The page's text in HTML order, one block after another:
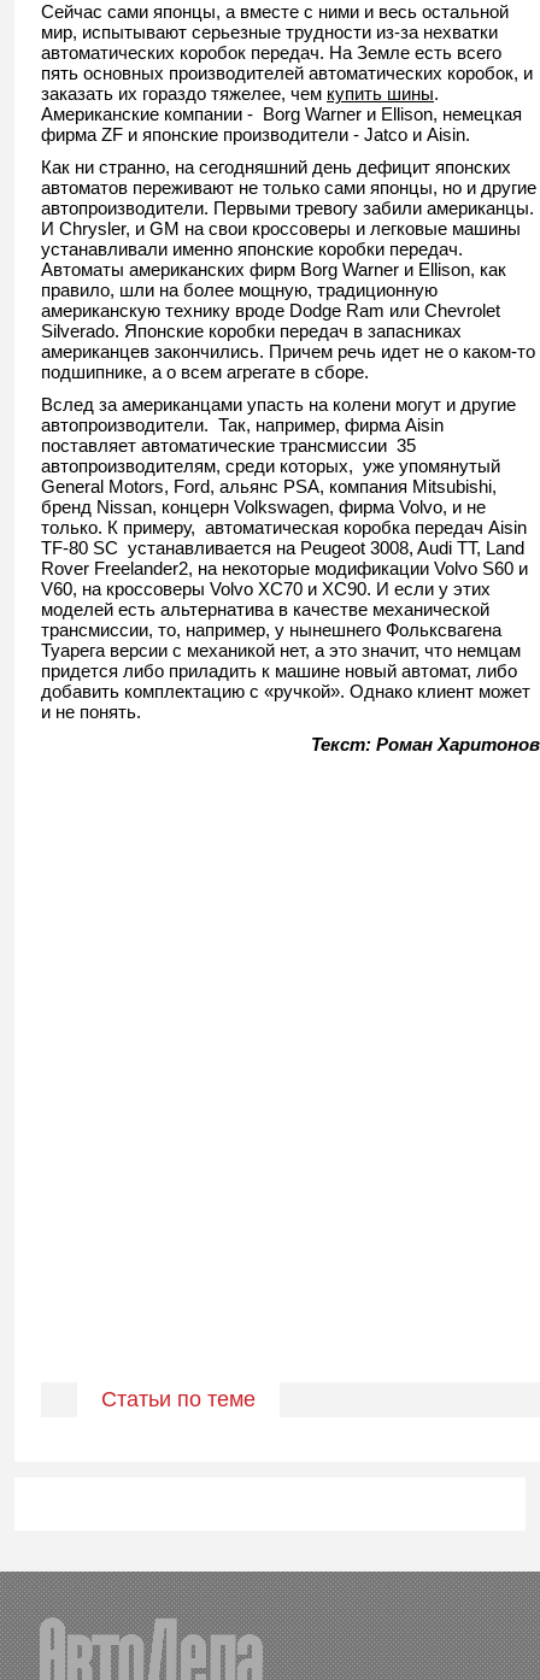
Сейчас сами японцы, а вместе с ними и весь остальной
мир, испытывают серьезные трудности из-за нехватки
автоматических коробок передач. На Земле есть всего
пять основных производителей автоматических коробок, и
заказать их гораздо тяжелее, чем купить шины.
Американские компании - Borg Warner и Ellison, немецкая
фирма ZF и японские производители - Jatco и Aisin.
Как ни странно, на сегодняшний день дефицит японских
автоматов переживают не только сами японцы, но и другие
автопроизводители. Первыми тревогу забили американцы.
И Chrysler, и GM на свои кроссоверы и легковые машины
устанавливали именно японские коробки передач.
Автоматы американских фирм Borg Warner и Ellison, как
правило, шли на более мощную, традиционную
американскую технику вроде Dodge Ram или Chevrolet
Silverado. Японские коробки передач в запасниках
американцев закончились. Причем речь идет не о каком-то
подшипнике, а о всем агрегате в сборе.
Вслед за американцами упасть на колени могут и другие
автопроизводители. Так, например, фирма Aisin
поставляет автоматические трансмиссии 35
автопроизводителям, среди которых, уже упомянутый
General Motors, Ford, альянс PSA, компания Mitsubishi,
бренд Nissan, концерн Volkswagen, фирма Volvo, и не
только. К примеру, автоматическая коробка передач Aisin
TF-80 SC устанавливается на Peugeot 3008, Audi TT, Land
Rover Freelander2, на некоторые модификации Volvo S60 и
V60, на кроссоверы Volvo XC70 и XC90. И если у этих
моделей есть альтернатива в качестве механической
трансмиссии, то, например, у нынешнего Фольксвагена
Туарега версии с механикой нет, а это значит, что немцам
придется либо приладить к машине новый автомат, либо
добавить комплектацию с «ручкой». Однако клиент может
и не понять.
Текст: Роман Харитонов
Статьи по теме